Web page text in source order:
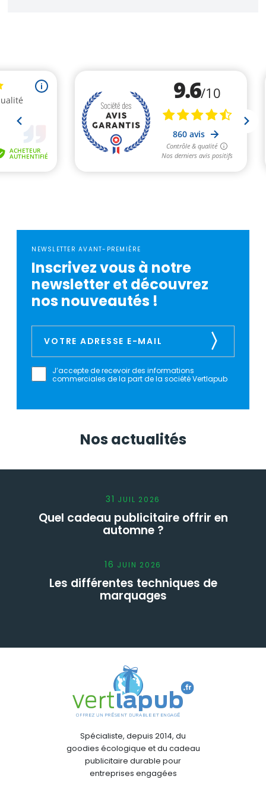
NEWSLETTER AVANT-PREMIÈRE
Inscrivez vous à notre
newsletter et découvrez
nos nouveautés !
J’accepte de recevoir des informations
commerciales de la part de la société Vertlapub
Nos actualités
31 JUIL 2026
Quel cadeau publicitaire offrir en
automne ?
16 JUIN 2026
Les différentes techniques de
marquages
Spécialiste, depuis 2014, du
goodies écologique et du cadeau
publicitaire durable pour
entreprises engagées